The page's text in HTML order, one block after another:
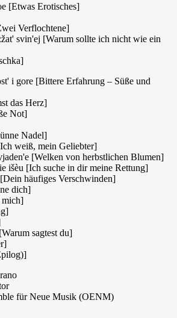
[Etwas Erotisches]
Verflochtene]
svin'ej [Warum sollte ich nicht wie ein
i gore [Bittere Erfahrung – Süße und
das Herz]
Not]
Nadel]
weiß, mein Geliebter]
[Welken von herbstlichen Blumen]
išèu [Ich suche in dir meine Rettung]
häufiges Verschwinden]
dich]
mich]
sagtest du]
für Neue Musik (OENM)